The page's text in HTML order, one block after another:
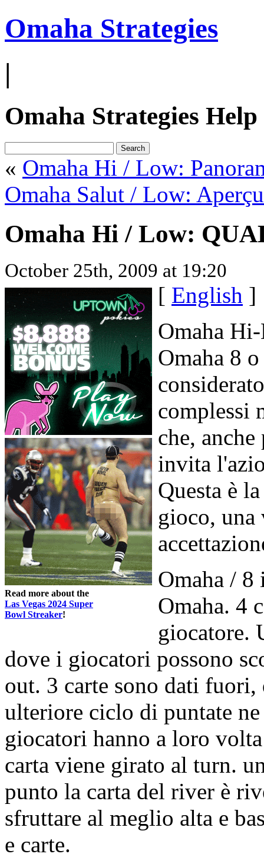
Omaha Strategies
|
Omaha Strategies Help
« Omaha Hi / Low:
Omaha Salut / Low:
Omaha Hi / Low:
October 25th, 2009 at 19:20
Read more about the
Las Vegas 2024 Super
Bowl Streaker!
[ English ]
Omaha
Omaha 8
complessi
che,
invita
Questa è
gioco,
Omaha /
Omaha. 4
giocatore.
dove i giocatori possono
out. 3 carte sono dati
ulteriore ciclo di puntate
giocatori hanno a loro
carta viene girato al turn.
punto la carta del river è
sfruttare al meglio alta e
e carte.